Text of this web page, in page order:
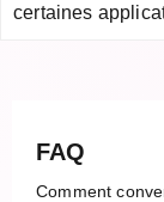
certaines
FAQ
Comment